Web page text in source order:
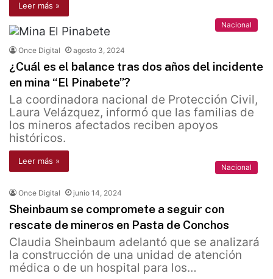
Leer más »
Nacional
Once Digital agosto 3, 2024
¿Cuál es el balance tras dos años del incidente
en mina “El Pinabete”?
La coordinadora nacional de Protección Civil,
Laura Velázquez, informó que las familias de
los mineros afectados reciben apoyos
históricos.
Leer más »
Nacional
Once Digital junio 14, 2024
Sheinbaum se compromete a seguir con
rescate de mineros en Pasta de Conchos
Claudia Sheinbaum adelantó que se analizará
la construcción de una unidad de atención
médica o de un hospital para los…